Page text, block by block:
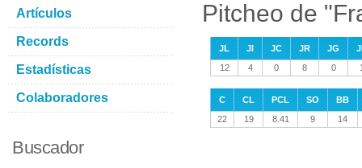
Pitcheo de
JL JI JC JR JG
12
4 0 8 0
C CL PCL SO
BB
22
19 8.41 9 14
Artículos
Records
Estadísticas
Colaboradores
Buscador